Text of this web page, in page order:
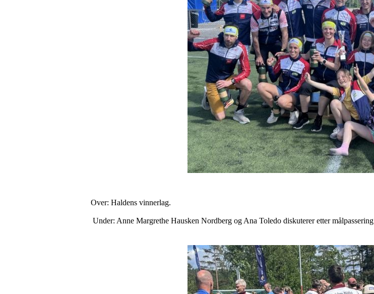
Over: Haldens vinnerlag.
Under: Anne Margrethe Hausken Nordberg og Ana Toledo diskuterer etter målpassering